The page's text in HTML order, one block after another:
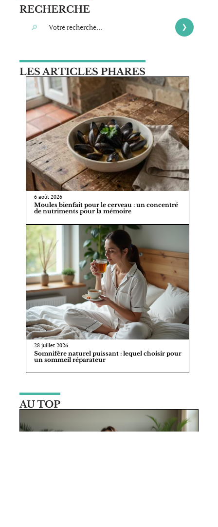
RECHERCHE
LES ARTICLES PHARES
6 août 2026
Moules bienfait pour le cerveau : un concentré
de nutriments pour la mémoire
28 juillet 2026
Somnifère naturel puissant : lequel choisir pour
un sommeil réparateur
AU TOP
10 mars 2026